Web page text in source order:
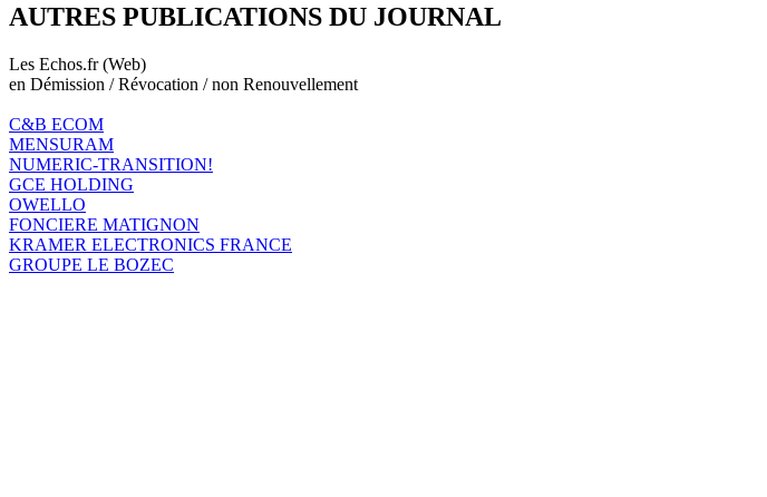
AUTRES PUBLICATIONS DU JOURNAL
Les Echos.fr (Web)
en Démission / Révocation / non Renouvellement
C&B ECOM
MENSURAM
NUMERIC-TRANSITION!
GCE HOLDING
OWELLO
FONCIERE MATIGNON
KRAMER ELECTRONICS FRANCE
GROUPE LE BOZEC